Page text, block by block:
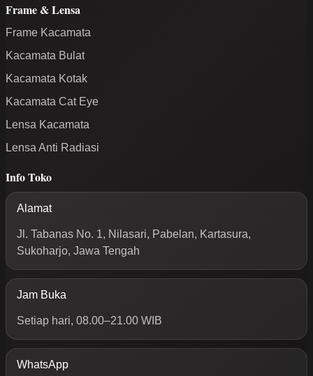
Frame & Lensa
Frame Kacamata
Kacamata Bulat
Kacamata Kotak
Kacamata Cat Eye
Lensa Kacamata
Lensa Anti Radiasi
Info Toko
Alamat
Jl. Tabanas No. 1, Nilasari, Pabelan, Kartasura,
Sukoharjo, Jawa Tengah
Jam Buka
Setiap hari, 08.00–21.00 WIB
WhatsApp